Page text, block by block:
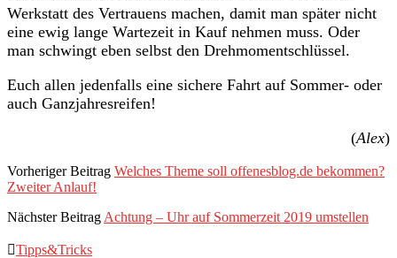
Werkstatt des Vertrauens machen, damit man später nicht
eine ewig lange Wartezeit in Kauf nehmen muss. Oder
man schwingt eben selbst den Drehmomentschlüssel.
Euch allen jedenfalls eine sichere Fahrt auf Sommer- oder
auch Ganzjahresreifen!
(Alex)
Vorheriger Beitrag Welches Theme soll offenesblog.de bekommen?
Zweiter Anlauf!
Nächster Beitrag Achtung – Uhr auf Sommerzeit 2019 umstellen
Tipps&Tricks